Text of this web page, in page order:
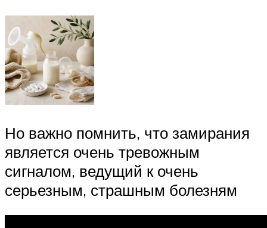
Но важно помнить, что замирания
является очень тревожным
сигналом, ведущий к очень
серьезным, страшным болезням